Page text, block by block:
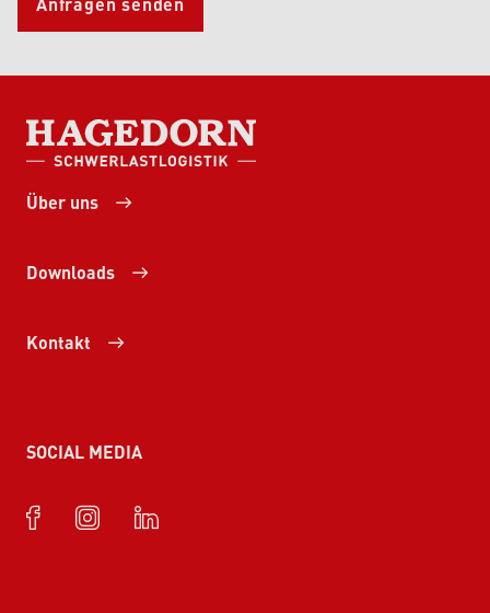
HAGEDORN SCHWERLASTLOGISTIK
Über uns
Downloads
Kontakt
SOCIAL MEDIA